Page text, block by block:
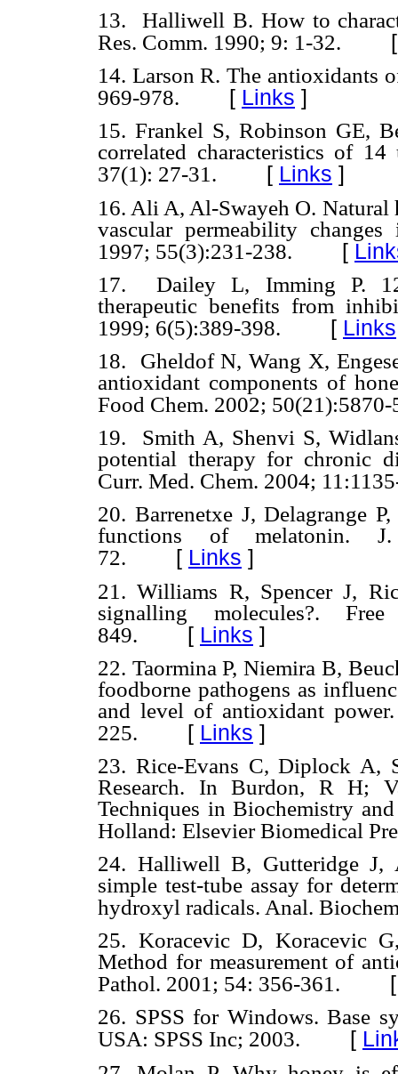
13. Halliwell B. How to
Res. Comm. 1990; 9: 1-32.
14. Larson R. The antioxidants
969-978. [ Links ]
15. Frankel S, Robinson GE,
correlated characteristics of
37(1): 27-31. [ Links ]
16. Ali A, Al-Swayeh O. Natural
vascular permeability
1997; 55(3):231-238. [
17. Dailey L, Imming P. 12-
therapeutic benefits from
1999; 6(5):389-398. [ Links
18. Gheldof N, Wang X,
antioxidant components of
Food Chem. 2002; 50(21):5870-
19. Smith A, Shenvi S,
potential therapy for chronic
Curr. Med. Chem. 2004;
20. Barrenetxe J, Delagrange
functions of melatonin.
72. [ Links ]
21. Williams R, Spencer J,
signalling molecules?.
849. [ Links ]
22. Taormina P, Niemira B,
foodborne pathogens as
and level of antioxidant
225. [ Links ]
23. Rice-Evans C, Diplock A,
Research. In Burdon, R H;
Techniques in Biochemistry
Holland: Elsevier Biomedical
24. Halliwell B, Gutteridge J,
simple test-tube assay for
hydroxyl radicals. Anal.
25. Koracevic D, Koracevic
Method for measurement of
Pathol. 2001; 54: 356-361.
26. SPSS for Windows. Base
USA: SPSS Inc; 2003. [